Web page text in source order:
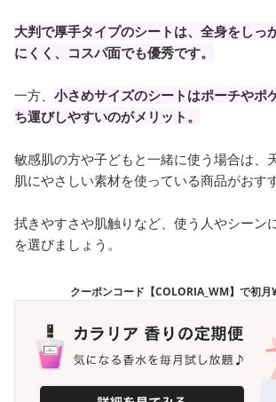
大判で厚手タイプのシートは、全身をしっ
にくく、コスパ面でも優秀です。
一方、 小さめサイズのシートはポーチやポ
ち運びしやすいのがメリット。
敏感肌の方や子どもと一緒に使う場合は、
肌にやさしい素材を使っている商品がおす
拭きやすさや肌触りなど、使う人やシーン
を選びましょう。
クーポンコード【COLORIA_WM】で初月